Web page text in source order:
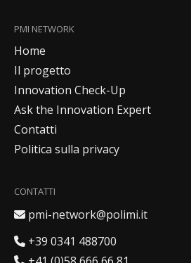
PMI NETWORK
Home
Il progetto
Innovation Check-Up
Ask the Innovation Expert
Contatti
Politica sulla privacy
CONTATTI
Indirizzo email
pmi-network@polimi.it
Numero italiano
+39 0341 488700